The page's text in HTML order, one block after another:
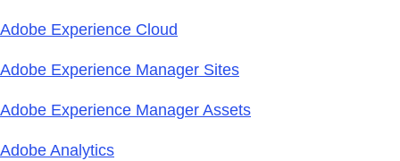
Adobe Experience Cloud
Adobe Experience Manager Sites
Adobe Experience Manager Assets
Adobe Analytics